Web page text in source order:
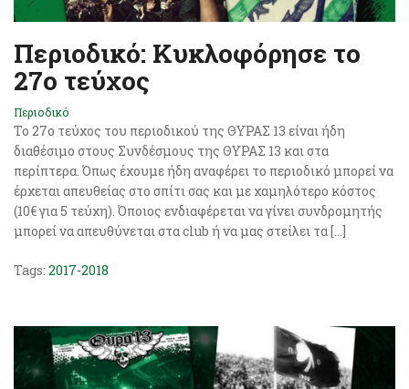
Περιοδικό: Κυκλοφόρησε το
27ο τεύχος
Περιοδικό
Το 27o τεύχος του περιοδικού της ΘΥΡΑΣ 13 είναι ήδη
διαθέσιμο στους Συνδέσμους της ΘΥΡΑΣ 13 και στα
περίπτερα. Όπως έχουμε ήδη αναφέρει το περιοδικό μπορεί να
έρχεται απευθείας στο σπίτι σας και με χαμηλότερο κόστος
(10€ για 5 τεύχη). Όποιος ενδιαφέρεται να γίνει συνδρομητής
μπορεί να απευθύνεται στα club ή να μας στείλει τα […]
Tags: 2017-2018